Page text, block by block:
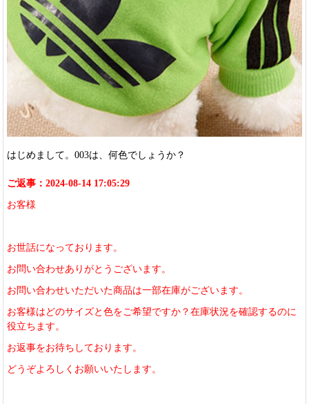
はじめまして。003は、何色でしょうか？
ご返事：2024-08-14 17:05:29
お客様
お世話になっております。
お問い合わせありがとうございます。
お問い合わせいただいた商品は一部在庫がございます。
お客様はどのサイズと色をご希望ですか？在庫状況を確認するのに
役立ちます。
お返事をお待ちしております。
どうぞよろしくお願いいたします。